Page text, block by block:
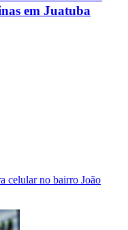
em Juatuba
celular no bairro João